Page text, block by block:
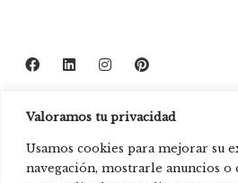
Valoramos tu privacidad
Usamos cookies para mejorar su
navegación, mostrarle anuncios o